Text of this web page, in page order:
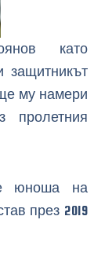
като
защитникът
му намери
пролетния
е юноша на
през 2019